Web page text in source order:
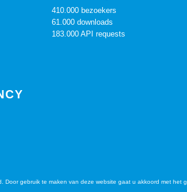
410.000 bezoekers
61.000 downloads
183.000 API requests
gebruik te maken van deze website gaat u akkoord met het